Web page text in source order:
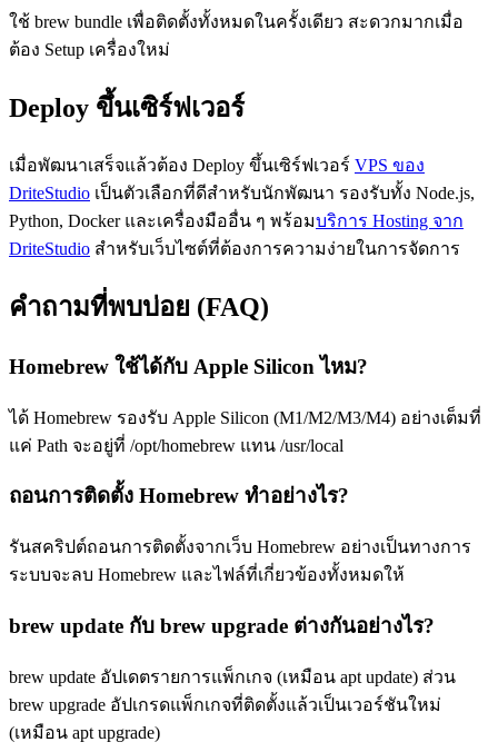
ใช้ brew bundle เพื่อติดตั้งทั้งหมดในครั้งเดียว สะดวกมากเมื่อ
ต้อง Setup เครื่องใหม่
Deploy ขึ้นเซิร์ฟเวอร์
เมื่อพัฒนาเสร็จแล้วต้อง Deploy ขึ้นเซิร์ฟเวอร์ VPS ของ
DriteStudio เป็นตัวเลือกที่ดีสำหรับนักพัฒนา รองรับทั้ง Node.js,
Python, Docker และเครื่องมืออื่น ๆ พร้อมบริการ Hosting จาก
DriteStudio สำหรับเว็บไซต์ที่ต้องการความง่ายในการจัดการ
คำถามที่พบบ่อย (FAQ)
Homebrew ใช้ได้กับ Apple Silicon ไหม?
ได้ Homebrew รองรับ Apple Silicon (M1/M2/M3/M4) อย่างเต็มที่
แค่ Path จะอยู่ที่ /opt/homebrew แทน /usr/local
ถอนการติดตั้ง Homebrew ทำอย่างไร?
รันสคริปต์ถอนการติดตั้งจากเว็บ Homebrew อย่างเป็นทางการ
ระบบจะลบ Homebrew และไฟล์ที่เกี่ยวข้องทั้งหมดให้
brew update กับ brew upgrade ต่างกันอย่างไร?
brew update อัปเดตรายการแพ็กเกจ (เหมือน apt update) ส่วน
brew upgrade อัปเกรดแพ็กเกจที่ติดตั้งแล้วเป็นเวอร์ชันใหม่
(เหมือน apt upgrade)